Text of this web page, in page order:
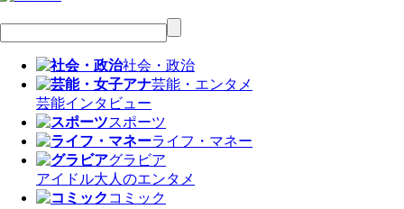
社会・政治
芸能・エンタメ
芸能インタビュー
スポーツ
ライフ・マネー
グラビア
アイドル大人のエンタメ
コミック